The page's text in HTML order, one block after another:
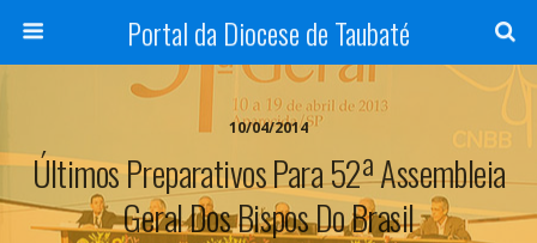
Portal da Diocese de Taubaté
10/04/2014
Últimos Preparativos Para 52ª Assembleia
Geral Dos Bispos Do Brasil